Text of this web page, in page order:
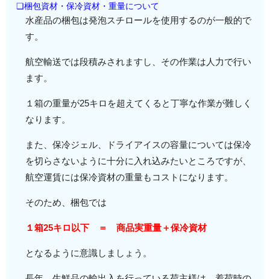
❏梱包資材・保冷資材・重量について
水産品の梱包は発泡スチロールを使用するのが一般的で
す。
航空輸送では段積みされますし、その作業は人力で行い
ます。
１箱の重量が25キロを超えてくると丁寧な作業が難しく
なります。
また、保冷ジェル、ドライアイスの容量については保冷
を切らさないように十分に入れ込みたいところですが、
航空運賃には保冷資材の重量もコストになります。
そのため、梱包では
１箱25キロ以下 ＝ 商品実重量＋保冷資材
となるように意識しましょう。